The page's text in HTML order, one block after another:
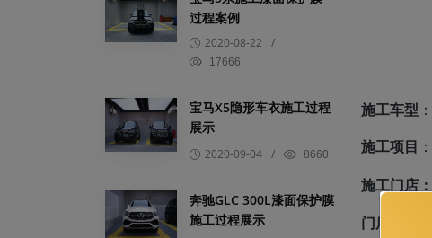
过程案例
2020-08-22 /
17666
宝马X5隐形车衣施工过程
展示
2020-09-04 / 8660
奔驰GLC 300L漆面保护膜
施工过程展示
施工车型
施工项目
施工门店：
门店地址：